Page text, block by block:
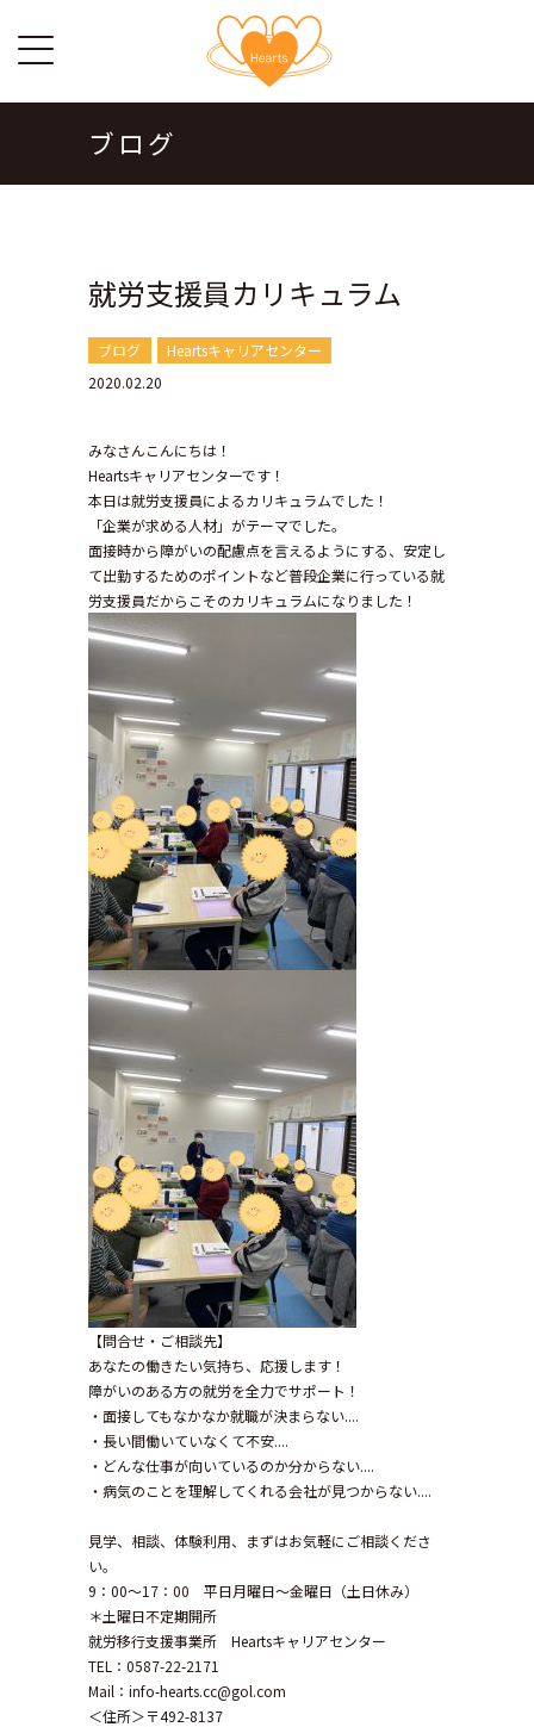
ブログ
就労支援員カリキュラム
ブログ
Heartsキャリアセンター
2020.02.20
みなさんこんにちは！
Heartsキャリアセンターです！
本日は就労支援員によるカリキュラムでした！
「企業が求める人材」がテーマでした。
面接時から障がいの配慮点を言えるようにする、安定し
て出勤するためのポイントなど普段企業に行っている就
労支援員だからこそのカリキュラムになりました！
【問合せ・ご相談先】
あなたの働きたい気持ち、応援します！
障がいのある方の就労を全力でサポート！
・面接してもなかなか就職が決まらない....
・長い間働いていなくて不安....
・どんな仕事が向いているのか分からない....
・病気のことを理解してくれる会社が見つからない....
見学、相談、体験利用、まずはお気軽にご相談くださ
い。
9：00～17：00 平日月曜日～金曜日（土日休み）
＊土曜日不定期開所
就労移行支援事業所 Heartsキャリアセンター
TEL：0587-22-2171
Mail：info-hearts.cc@gol.com
＜住所＞〒492-8137